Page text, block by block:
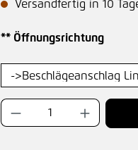
Versandfertig in 10
** Öffnungsrichtung
Produkt Anzahl: